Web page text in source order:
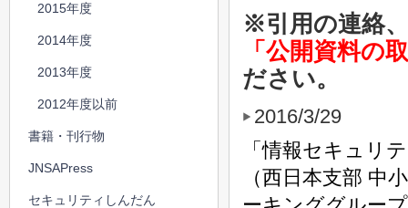
※引用の連絡
「公開資料の
ださい。
2016/3/29
「情報セキュリ
（西日本支部 中
2015年度
2014年度
2013年度
2012年度以前
書籍・刊行物
JNSAPress
セキュリティしんだん